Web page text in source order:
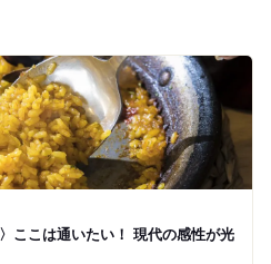
ここは通いたい！ 現代の感性が光